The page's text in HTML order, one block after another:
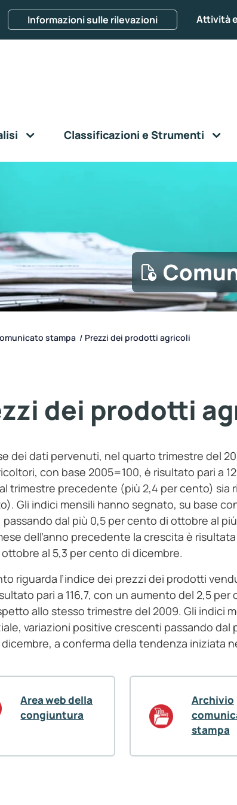
Informazioni sulle rilevazioni Attività
Classificazioni e Strumenti
stampa / Prezzi dei prodotti agricoli
dei prodotti
dei dati pervenuti, nel quarto trimestre del
con base 2005=100, è risultato pari a
trimestre precedente (più 2,4 per cento) sia
Gli indici mensili hanno segnato, su base
dal più 0,5 per cento di ottobre al
dell’anno precedente la crescita è
al 5,3 per cento di dicembre.
riguarda l’indice dei prezzi dei prodotti
pari a 116,7, con un aumento del 2,5
allo stesso trimestre del 2009. Gli indici
variazioni positive crescenti passando dal
a conferma della tendenza iniziata
Area web della
congiuntura
Archivio
stampa